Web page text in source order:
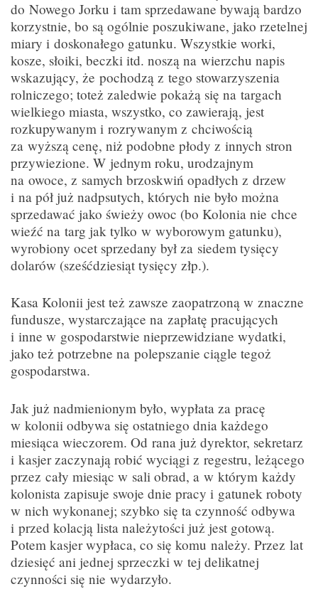
do Nowego Jorku i tam sprzedawane bywają bardzo
korzystnie, bo są ogólnie poszukiwane, jako rzetelnej
miary i doskonałego gatunku. Wszystkie worki,
kosze, słoiki, beczki itd. noszą na wierzchu napis
wskazujący, że pochodzą z tego stowarzyszenia
rolniczego; toteż zaledwie pokażą się na targach
wielkiego miasta, wszystko, co zawierają, jest
rozkupywanym i rozrywanym z chciwością
za wyższą cenę, niż podobne płody z innych stron
przywiezione. W jednym roku, urodzajnym
na owoce, z samych brzoskwiń opadłych z drzew
i na pół już nadpsutych, których nie było można
sprzedawać jako świeży owoc (bo Kolonia nie chce
wieźć na targ jak tylko w wyborowym gatunku),
wyrobiony ocet sprzedany był za siedem tysięcy
dolarów (sześćdziesiąt tysięcy złp.).
Kasa Kolonii jest też zawsze zaopatrzoną w znaczne
fundusze, wystarczające na zapłatę pracujących
i inne w gospodarstwie nieprzewidziane wydatki,
jako też potrzebne na polepszanie ciągle tegoż
gospodarstwa.
Jak już nadmienionym było, wypłata za pracę
w kolonii odbywa się ostatniego dnia każdego
miesiąca wieczorem. Od rana już dyrektor, sekretarz
i kasjer zaczynają robić wyciągi z regestru, leżącego
przez cały miesiąc w sali obrad, a w którym każdy
kolonista zapisuje swoje dnie pracy i gatunek roboty
w nich wykonanej; szybko się ta czynność odbywa
i przed kolacją lista należytości już jest gotową.
Potem kasjer wypłaca, co się komu należy. Przez lat
dziesięć ani jednej sprzeczki w tej delikatnej
czynności się nie wydarzyło.